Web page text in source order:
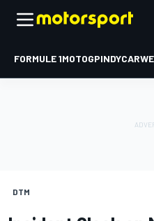
FORMULE 1MOTOGPINDYCAR
DTM